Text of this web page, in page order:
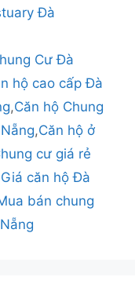
Đà
Cư Đà
hộ cao cấp Đà
,Căn hộ Chung
,Căn hộ ở
cư giá rẻ
Giá căn hộ Đà
bán chung